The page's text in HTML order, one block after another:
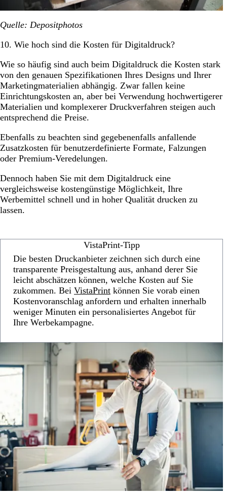
Quelle: Depositphotos
10. Wie hoch sind die Kosten für Digitaldruck?
Wie so häufig sind auch beim Digitaldruck die Kosten stark
von den genauen Spezifikationen Ihres Designs und Ihrer
Marketingmaterialien abhängig. Zwar fallen keine
Einrichtungskosten an, aber bei Verwendung hochwertigerer
Materialien und komplexerer Druckverfahren steigen auch
entsprechend die Preise.
Ebenfalls zu beachten sind gegebenenfalls anfallende
Zusatzkosten für benutzerdefinierte Formate, Falzungen
oder Premium-Veredelungen.
Dennoch haben Sie mit dem Digitaldruck eine
vergleichsweise kostengünstige Möglichkeit, Ihre
Werbemittel schnell und in hoher Qualität drucken zu
lassen.
VistaPrint-Tipp
Die besten Druckanbieter zeichnen sich durch eine
transparente Preisgestaltung aus, anhand derer Sie
leicht abschätzen können, welche Kosten auf Sie
zukommen. Bei VistaPrint können Sie vorab einen
Kostenvoranschlag anfordern und erhalten innerhalb
weniger Minuten ein personalisiertes Angebot für
Ihre Werbekampagne.